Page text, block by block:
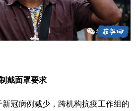
戴面罩要求
冠病例减少，跨机构抗疫工作组的